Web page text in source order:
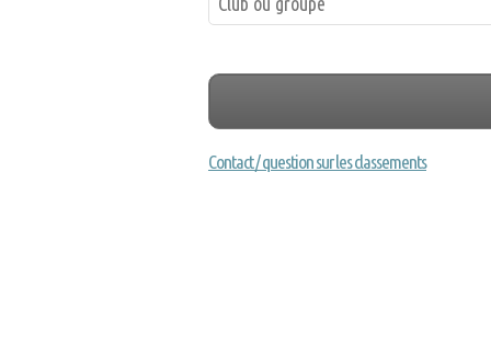
Contact / question sur les classements